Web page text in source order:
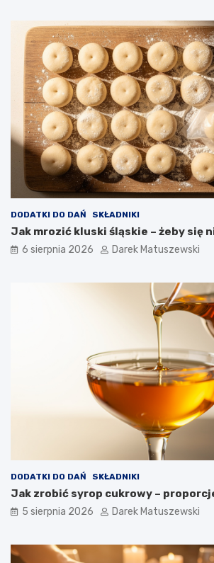
DODATKI DO DAŃ SKŁADNIKI
Jak mrozić kluski śląskie – żeby się
6 sierpnia 2026 Darek Matuszewski
DODATKI DO DAŃ SKŁADNIKI
Jak zrobić syrop cukrowy –
5 sierpnia 2026 Darek Matuszewski